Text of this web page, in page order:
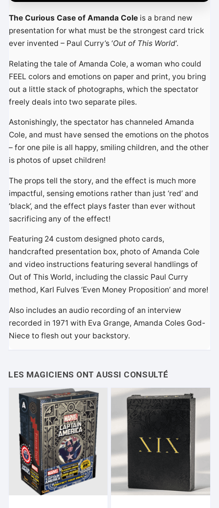
The Curious Case of Amanda Cole is a brand new
presentation for what must be the strongest card trick
ever invented – Paul Curry’s ‘Out of This World‘.
Relating the tale of Amanda Cole, a woman who could
FEEL colors and emotions on paper and print, you bring
out a little stack of photographs, which the spectator
freely deals into two separate piles.
Astonishingly, the spectator has channeled Amanda
Cole, and must have sensed the emotions on the photos
– for one pile is all happy, smiling children, and the other
is photos of upset children!
The props tell the story, and the effect is much more
impactful, sensing emotions rather than just ‘red’ and
‘black’, and the effect plays faster than ever without
sacrificing any of the effect!
Featuring 24 custom designed photo cards,
handcrafted presentation box, photo of Amanda Cole
and video instructions featuring several handlings of
Out of This World, including the classic Paul Curry
method, Karl Fulves ‘Even Money Proposition’ and more!
Also includes an audio recording of an interview
recorded in 1971 with Eva Grange, Amanda Coles God-
Niece to flesh out your backstory.